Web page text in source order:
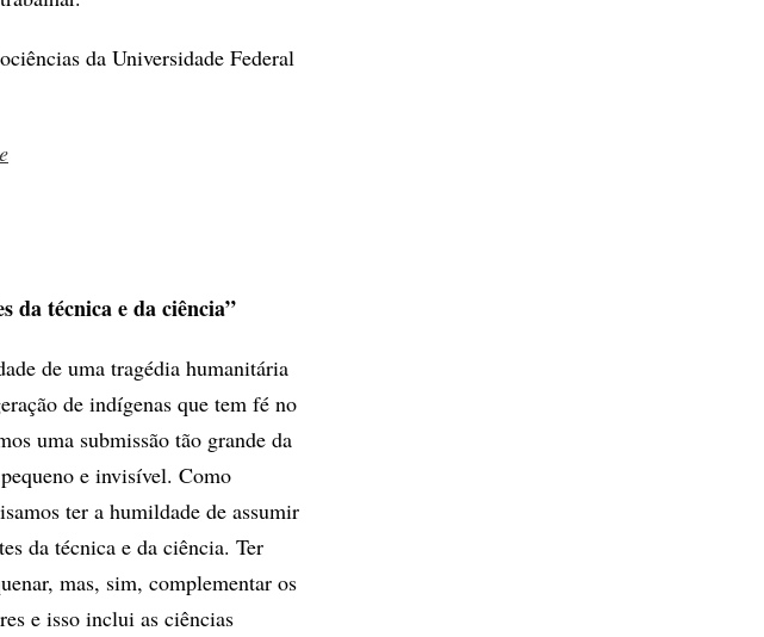
da Universidade Federal
da técnica e da ciência”
de uma tragédia humanitária
de indígenas que tem fé no
uma submissão tão grande da
e invisível. Como
ter a humildade de assumir
da técnica e da ciência. Ter
mas, sim, complementar os
e isso inclui as ciências